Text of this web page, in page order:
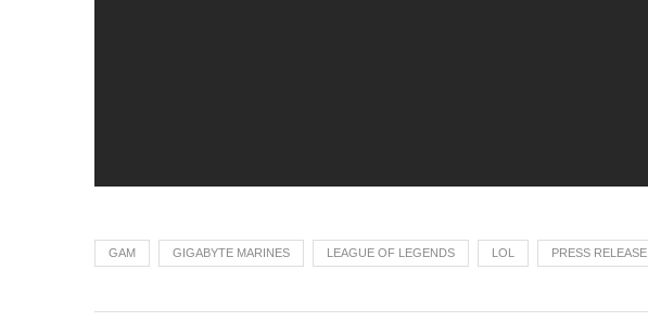
GAM GIGABYTE MARINES LEAGUE OF LEGENDS LOL PRESS RELEASE